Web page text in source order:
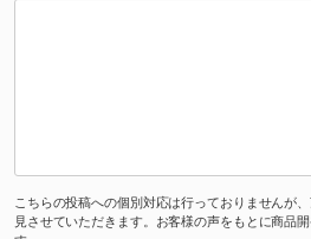
こちらの投稿への個別対応は行っておりませんが
見させていただきます。お客様の声をもとに商品